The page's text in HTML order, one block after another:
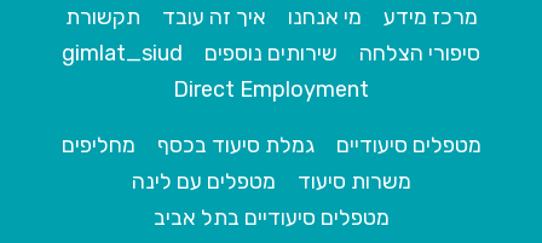
מרכז מידע מי אנחנו איך זה עובד
תקשורת
סיפורי הצלחה
שירותים נוספים
gimlat_siud
Direct Employment
מטפלים סיעודיים גמלת סיעוד בכסף
מחליפים
משרות סיעוד
מטפלים עם לינה
מטפלים סיעודיים בתל אביב